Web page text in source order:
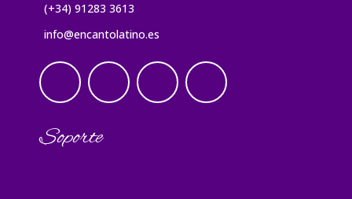
(+34) 91283 3613
info@encantolatino.es
Soporte